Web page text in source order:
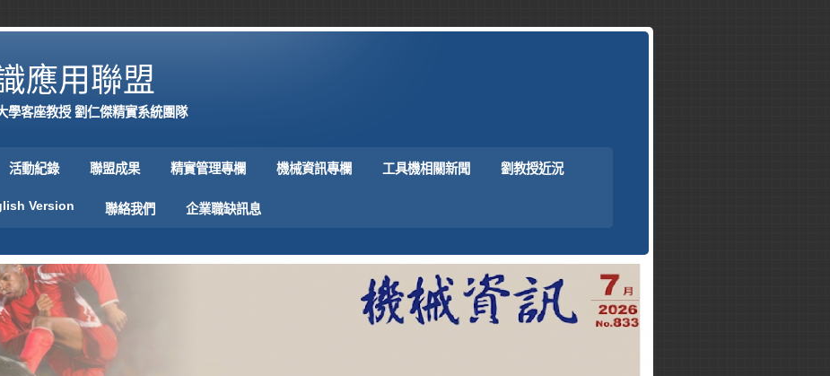
應用聯盟
客座教授 劉仁傑精實系統團隊
活動紀錄 聯盟成果 精實管理專欄 機械資訊專欄 工具機相關新聞 劉教授近況
Version 聯絡我們 企業職缺訊息